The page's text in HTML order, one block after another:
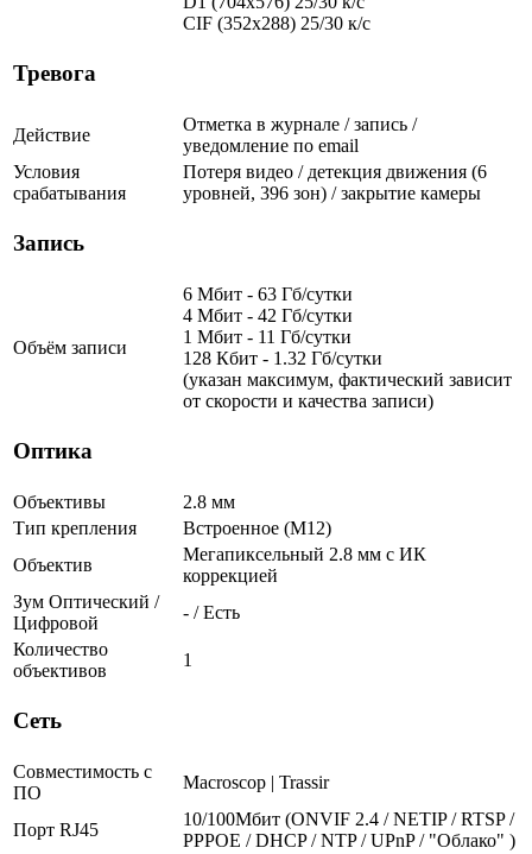
CIF (352x288) 25/30 к/с
Тревога
Действие
Отметка в журнале / запись /
уведомление по email
Условия
срабатывания
Потеря видео / детекция движения (6
уровней, 396 зон) / закрытие камеры
Запись
Объём записи
6 Мбит - 63 Гб/сутки
4 Мбит - 42 Гб/сутки
1 Мбит - 11 Гб/сутки
128 Кбит - 1.32 Гб/сутки
(указан максимум, фактический зависит
от скорости и качества записи)
Оптика
Объективы
2.8 мм
Тип крепления
Встроенное (М12)
Объектив
Мегапиксельный 2.8 мм c ИК
коррекцией
Зум Оптический /
Цифровой
- / Есть
Количество
объективов
1
Сеть
Совместимость с
ПО
Macroscop | Trassir
Порт RJ45
10/100Мбит (ONVIF 2.4 / NETIP / RTSP /
PPPOE / DHCP / NTP / UPnP / "Облако" )